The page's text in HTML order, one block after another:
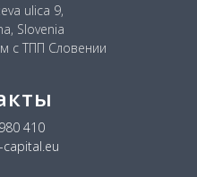
ulica 9,
Slovenia
с ТПП Словении
410